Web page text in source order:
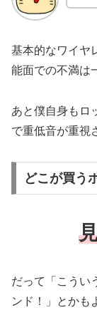
基本的なワイヤ
能面での不満は
あと僕自身もロ
で重低音が重視
どこが買う
だって「こうい
ンド！」とか